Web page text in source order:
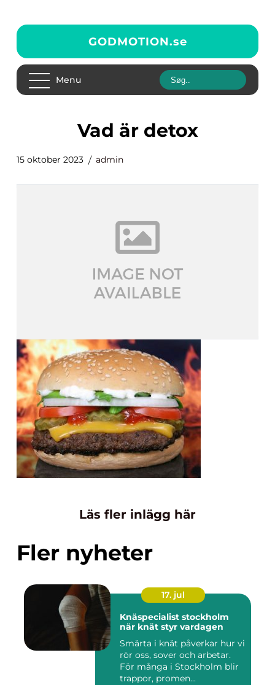
GODMOTION.se
Menu
vad är detox
15 oktober 2023 admin
Läs fler inlägg här
Fler nyheter
17. jul
Knäspecialist stockholm
när knät styr vardagen
Smärta i knät påverkar hur vi
rör oss, sover och arbetar.
För många i Stockholm blir
trappor, promen...